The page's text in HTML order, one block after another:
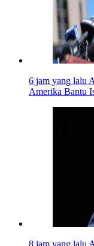
6 jam yang lalu
Amerika Bantu